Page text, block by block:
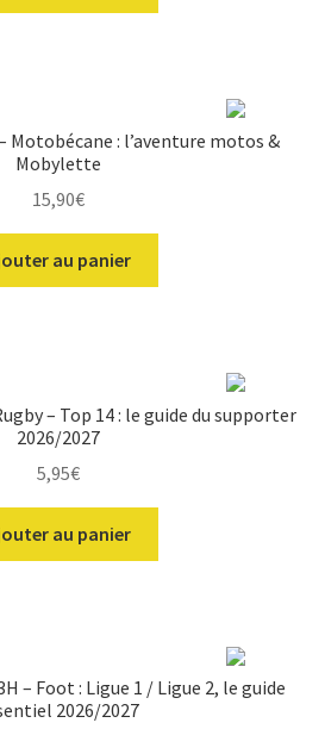
Motobécane : l’aventure motos &
Mobylette
15,90€
au panier
– Top 14 : le guide du supporter
2026/2027
5,95€
au panier
– Foot : Ligue 1 / Ligue 2, le guide
2026/2027